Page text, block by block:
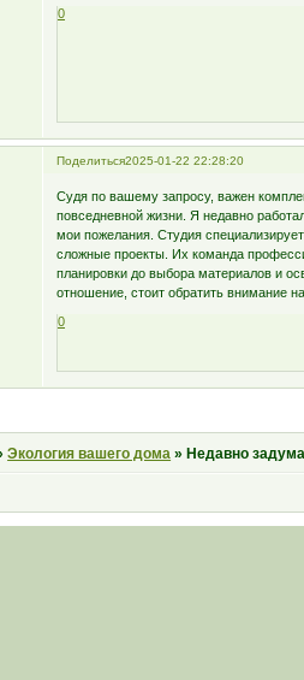
0
Поделиться2025-01-22 22:28:20
Судя по вашему запросу, важен
повседневной жизни. Я недавно
мои пожелания. Студия
сложные проекты. Их команда
планировки до выбора материалов и
отношение, стоит обратить внимание
0
Экология вашего дома » Недавно